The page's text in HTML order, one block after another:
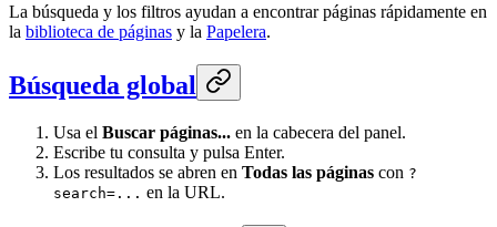
La búsqueda y los filtros ayudan a encontrar páginas rápidamente en
la biblioteca de páginas y la Papelera.
Búsqueda global
Usa el Buscar páginas... en la cabecera del panel.
Escribe tu consulta y pulsa Enter.
Los resultados se abren en Todas las páginas con ?
search=... en la URL.